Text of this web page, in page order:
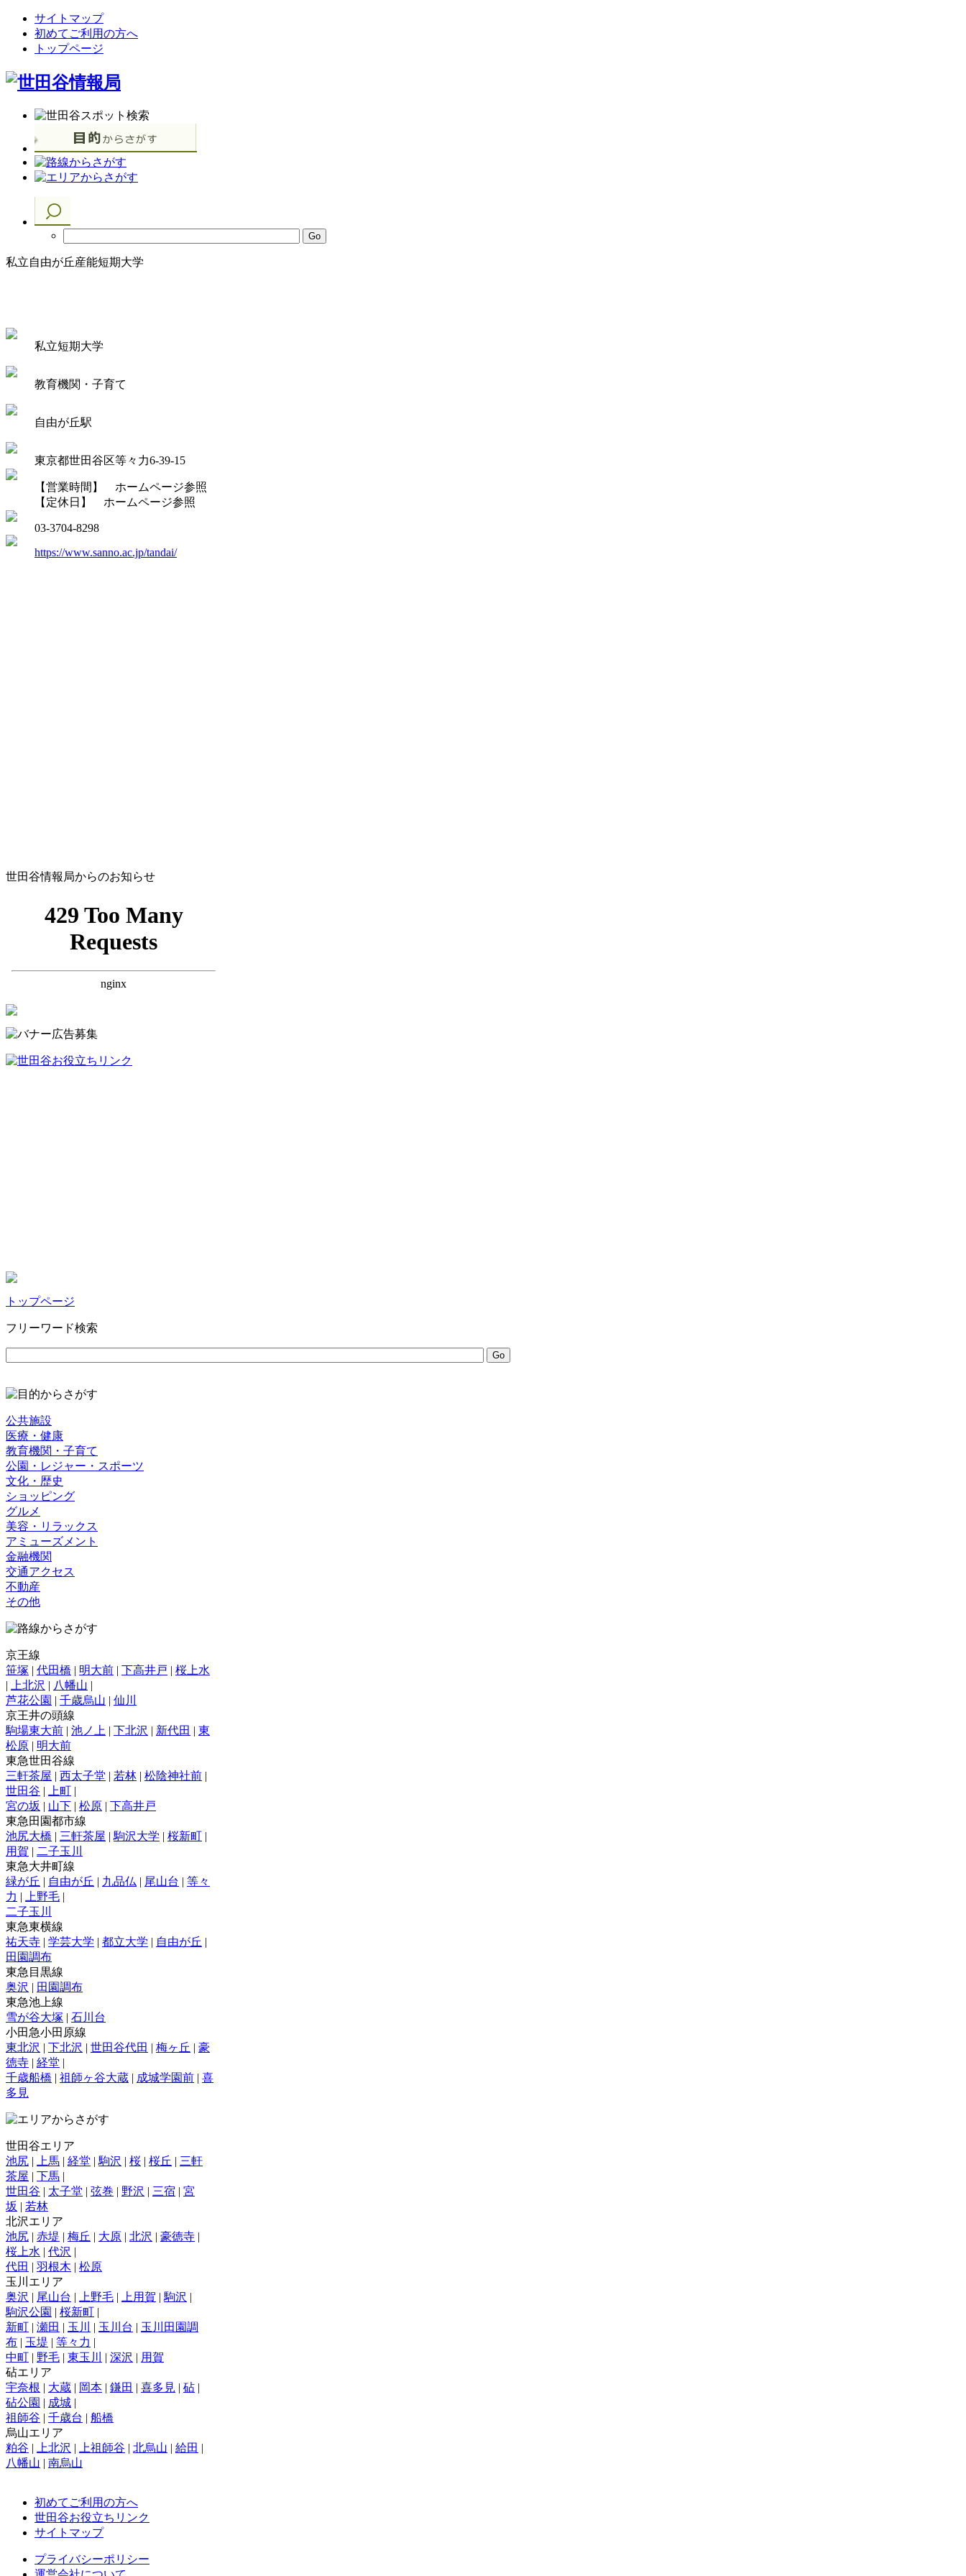
サイトマップ
初めてご利用の方へ
トップページ
私立自由が丘産能短期大学
私立短期大学
教育機関・子育て
自由が丘駅
東京都世田谷区等々力6-39-15
【営業時間】 ホームページ参照
【定休日】 ホームページ参照
03-3704-8298
https://www.sanno.ac.jp/tandai/
世田谷情報局からのお知らせ
トップページ
フリーワード検索
公共施設
医療・健康
教育機関・子育て
公園・レジャー・スポーツ
文化・歴史
ショッピング
グルメ
美容・リラックス
アミューズメント
金融機関
交通アクセス
不動産
その他
京王線
笹塚 | 代田橋 | 明大前 | 下高井戸 | 桜上水
|
上北沢 | 八幡山 |
芦花公園 | 千歳烏山 | 仙川
京王井の頭線
駒場東大前 | 池ノ上 | 下北沢 | 新代田 | 東
松原 | 明大前
東急世田谷線
三軒茶屋 | 西太子堂 | 若林 | 松陰神社前 |
世田谷 | 上町 |
宮の坂 | 山下 | 松原 | 下高井戸
東急田園都市線
池尻大橋 | 三軒茶屋 | 駒沢大学 | 桜新町 |
用賀 | 二子玉川
東急大井町線
緑が丘 | 自由が丘 | 九品仏 | 尾山台 | 等々
力 | 上野毛 |
二子玉川
東急東横線
祐天寺 | 学芸大学 | 都立大学 | 自由が丘 |
田園調布
東急目黒線
奥沢 | 田園調布
東急池上線
雪が谷大塚 | 石川台
小田急小田原線
東北沢 | 下北沢 | 世田谷代田 | 梅ヶ丘 | 豪
徳寺 | 経堂 |
千歳船橋 | 祖師ヶ谷大蔵 | 成城学園前 | 喜
多見
世田谷エリア
池尻 | 上馬 | 経堂 | 駒沢 | 桜 | 桜丘 | 三軒
茶屋 | 下馬 |
世田谷 | 太子堂 | 弦巻 | 野沢 | 三宿 | 宮
坂 | 若林
北沢エリア
池尻 | 赤堤 | 梅丘 | 大原 | 北沢 | 豪徳寺 |
桜上水 | 代沢 |
代田 | 羽根木 | 松原
玉川エリア
奥沢 | 尾山台 | 上野毛 | 上用賀 | 駒沢 |
駒沢公園 | 桜新町 |
新町 | 瀬田 | 玉川 | 玉川台 | 玉川田園調
布 | 玉堤 | 等々力 |
中町 | 野毛 | 東玉川 | 深沢 | 用賀
砧エリア
宇奈根 | 大蔵 | 岡本 | 鎌田 | 喜多見 | 砧 |
砧公園 | 成城 |
祖師谷 | 千歳台 | 船橋
烏山エリア
粕谷 | 上北沢 | 上祖師谷 | 北烏山 | 給田 |
八幡山 | 南烏山
初めてご利用の方へ
世田谷お役立ちリンク
サイトマップ
プライバシーポリシー